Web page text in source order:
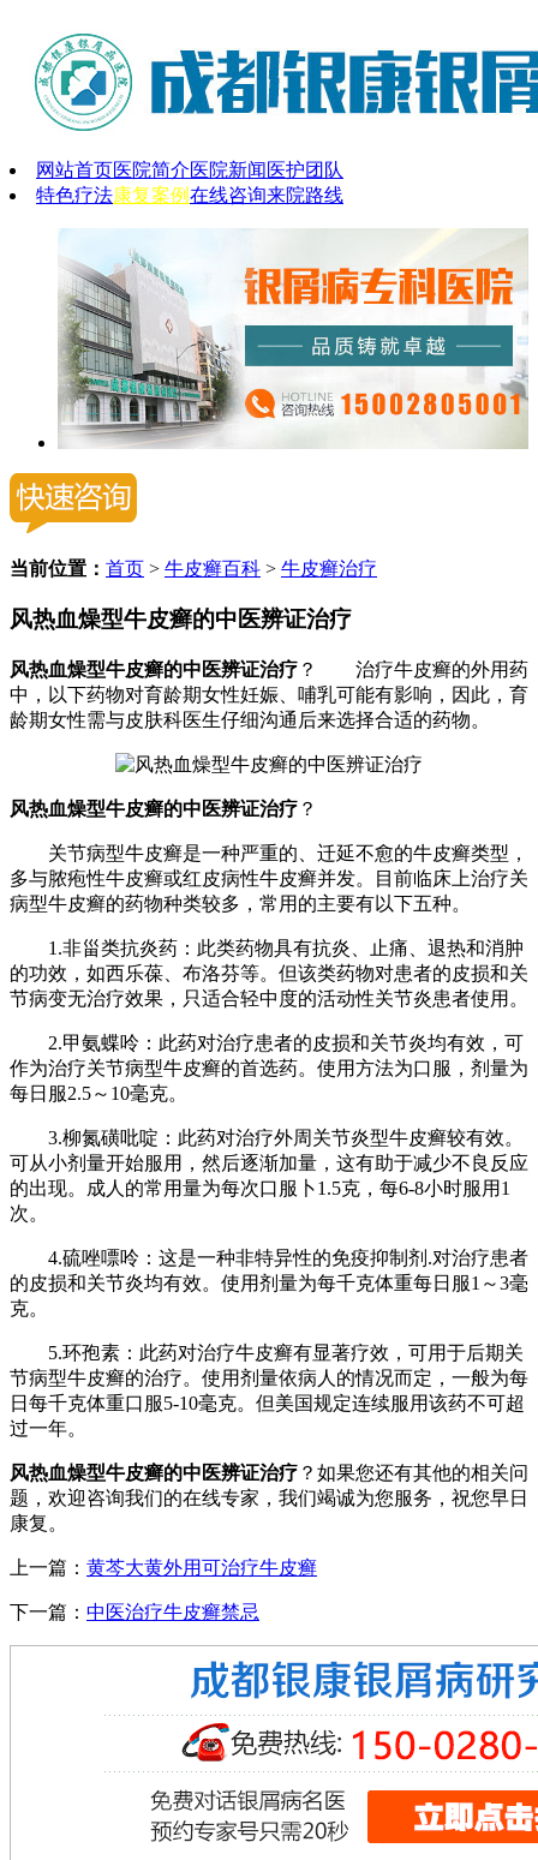
网站首页医院简介医院新闻 医护团队
特色疗法康复案例在线咨询来院路线
当前位置： 首页 > 牛皮癣百科 > 牛皮癣治疗
风热血燥型牛皮癣的中医辨证治疗
风热血燥型牛皮癣的中医辨证治疗 ？ 治疗牛皮癣的外用药
中，以下药物对育龄期女性妊娠、哺乳可能有影响，因此，育
龄期女性需与皮肤科医生仔细沟通后来选择合适的药物。
风热血燥型牛皮癣的中医辨证治疗 ？
关节病型牛皮癣是一种严重的、迁延不愈的牛皮癣类型，
多与脓疱性牛皮癣或红皮病性牛皮癣并发。目前临床上治疗关
病型牛皮癣的药物种类较多，常用的主要有以下五种。
1.非甾类抗炎药：此类药物具有抗炎、止痛、退热和消肿
的功效，如西乐葆、布洛芬等。但该类药物对患者的皮损和关
节病变无治疗效果，只适合轻中度的活动性关节炎患者使用。
2.甲氨蝶呤：此药对治疗患者的皮损和关节炎均有效，可
作为治疗关节病型牛皮癣的首选药。使用方法为口服，剂量为
每日服2.5～10毫克。
3.柳氮磺吡啶：此药对治疗外周关节炎型牛皮癣较有效。
可从小剂量开始服用，然后逐渐加量，这有助于减少不良反应
的出现。成人的常用量为每次口服卜1.5克，每6-8小时服用1
次。
4.硫唑嘌呤：这是一种非特异性的免疫抑制剂.对治疗患者
的皮损和关节炎均有效。使用剂量为每千克体重每日服1～3毫
克。
5.环孢素：此药对治疗牛皮癣有显著疗效，可用于后期关
节病型牛皮癣的治疗。使用剂量依病人的情况而定，一般为每
日每千克体重口服5-10毫克。但美国规定连续服用该药不可超
过一年。
风热血燥型牛皮癣的中医辨证治疗 ？如果您还有其他的相关问
题，欢迎咨询我们的在线专家，我们竭诚为您服务，祝您早日
康复。
上一篇： 黄芩大黄外用可治疗牛皮癣
下一篇： 中医治疗牛皮癣禁忌